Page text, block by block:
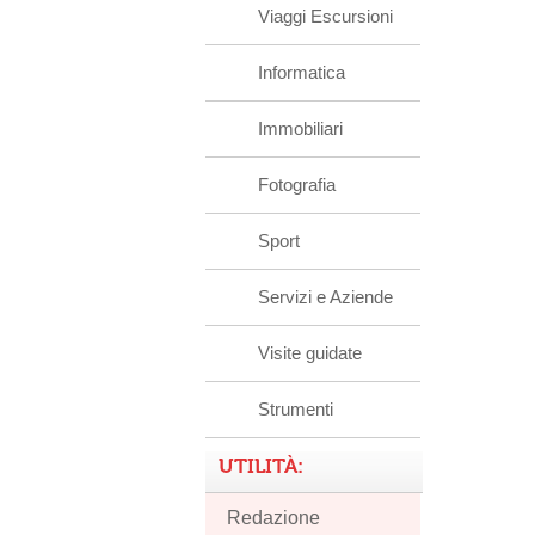
Viaggi Escursioni
Informatica
Immobiliari
Fotografia
Sport
Servizi e Aziende
Visite guidate
Strumenti
UTILITÀ:
Redazione